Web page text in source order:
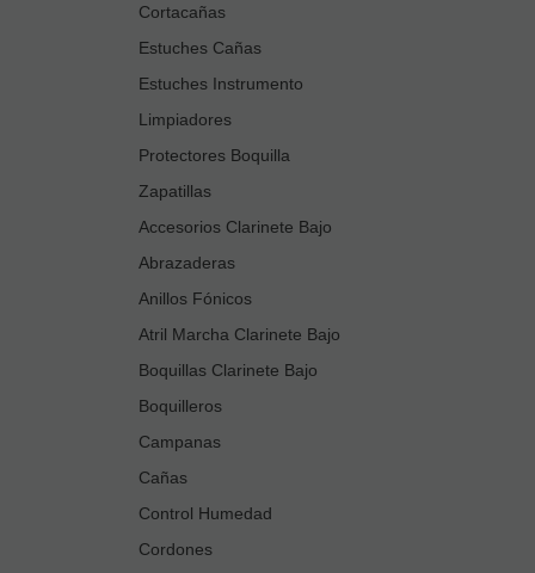
Cortacañas
Estuches Cañas
Estuches Instrumento
Limpiadores
Protectores Boquilla
Zapatillas
Accesorios Clarinete Bajo
Abrazaderas
Anillos Fónicos
Atril Marcha Clarinete Bajo
Boquillas Clarinete Bajo
Boquilleros
Campanas
Cañas
Control Humedad
Cordones